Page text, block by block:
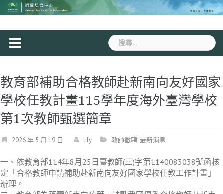
Skip
to
搜
尋
字:
教育部補助合格教師赴新南向友好國家
學校任教計畫115學年度海外臺灣學校
第1次教師甄選簡章
2026 年 5 月 19 日 lily 教師徵聘,最新消息
一、依教育部114年8月25日臺教師(三)字第1140083038號函核
定「合格教師申請補助赴新南向友好國家學校任教工作計畫」
辦理。